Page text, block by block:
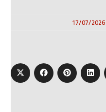
17/07/2026